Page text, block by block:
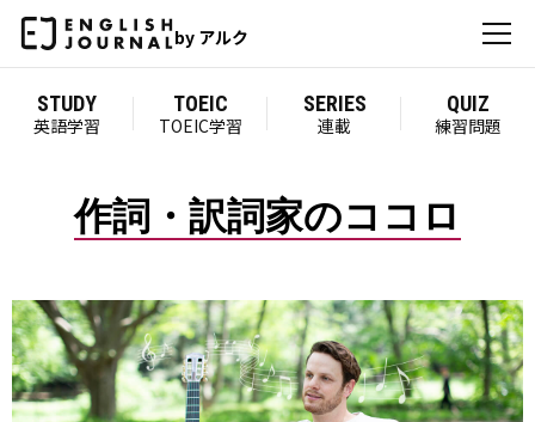
by アルク
STUDY
英語学習
TOEIC
TOEIC学習
SERIES
連載
QUIZ
練習問題
作詞・訳詞家のココロ